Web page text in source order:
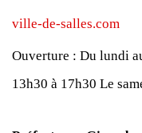
ville-de-salles.com
Ouverture : Du lundi
13h30 à 17h30 Le